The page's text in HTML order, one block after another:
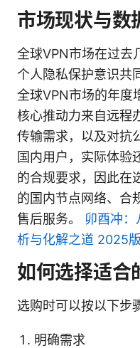
市场现状与数
全球VPN市场在过去
个人隐私保护意识共
全球VPN市场的年度
核心推动力来自远程
传输需求，以及对抗
国内用户，实际体验
的合规要求，因此在
的国内节点网络、合
售后服务。 卯酉冲：
析与化解之道 2025
如何选择适合
选购时可以按以下步
明确需求